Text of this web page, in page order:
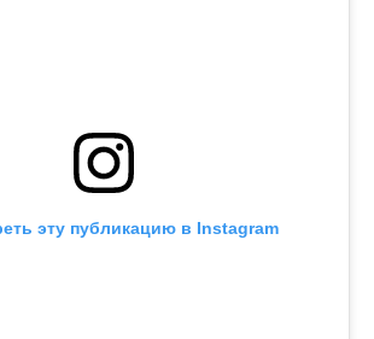
эту публикацию в Instagram